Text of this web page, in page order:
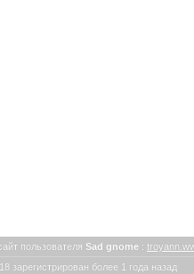
пользователя Sad gnome :
зарегистрирован более 1 года назад